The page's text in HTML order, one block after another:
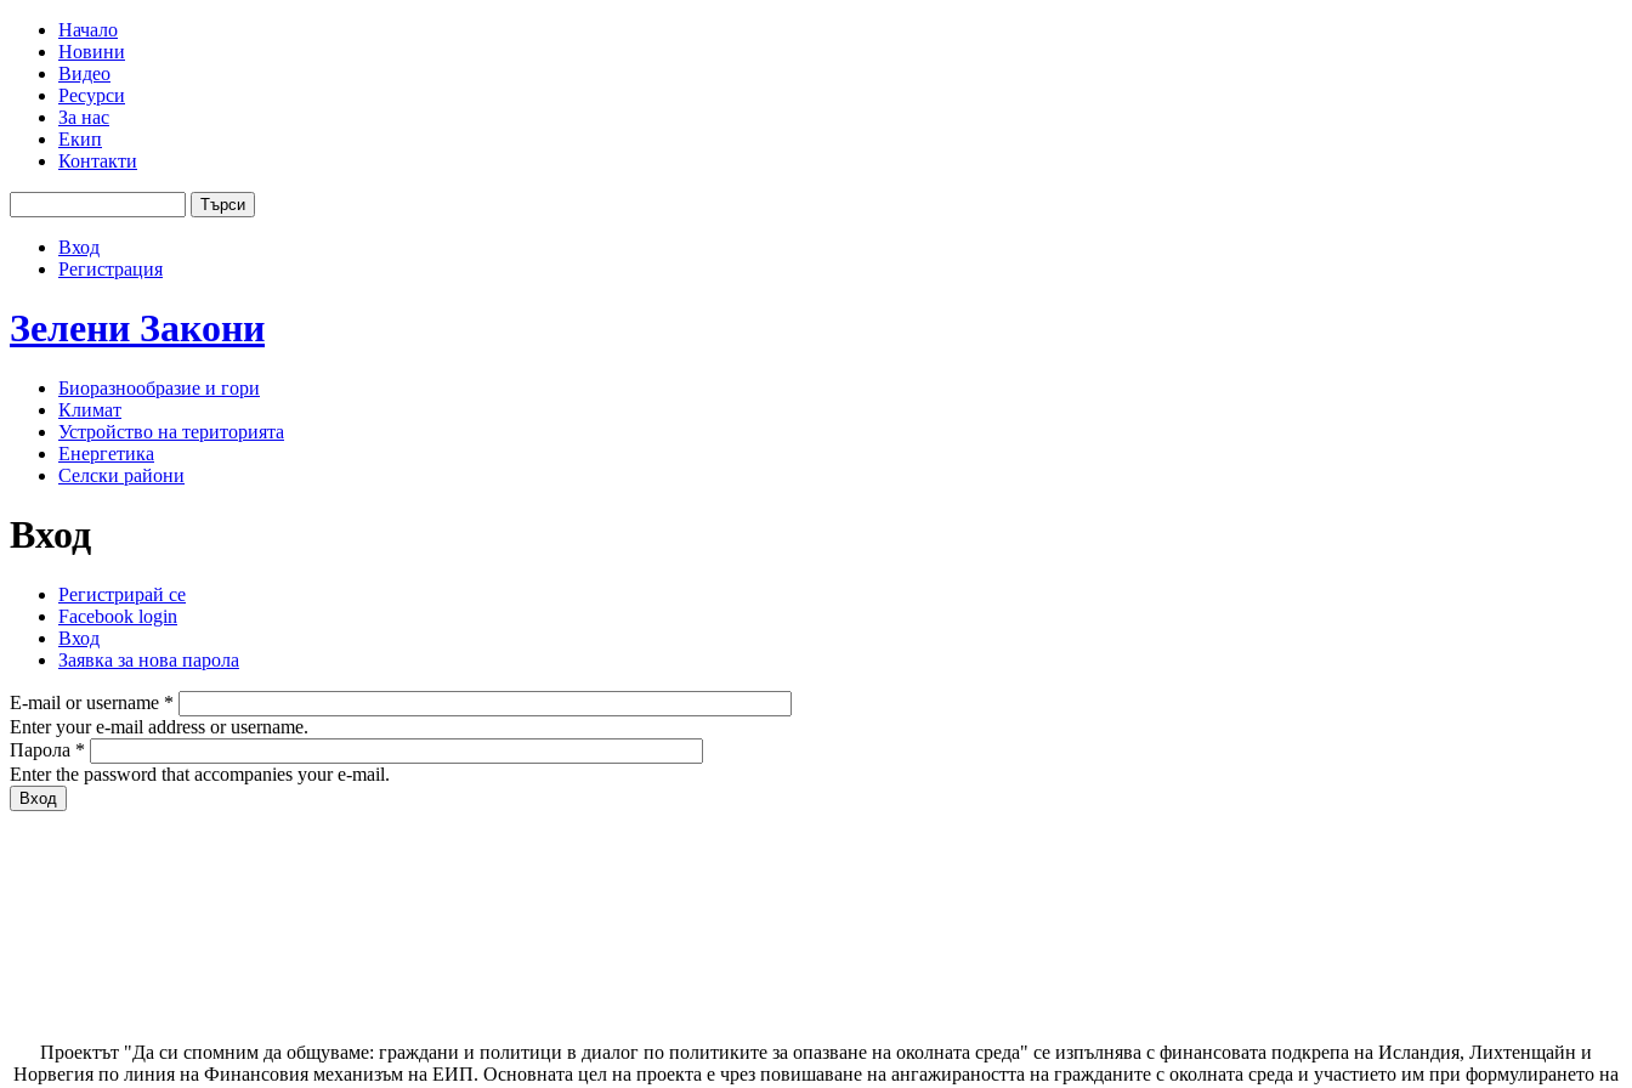
Jump to navigation
Основно меню
Начало
Новини
Видео
Ресурси
За нас
Екип
Контакти
User menu
Вход
Регистрация
Зелени Закони
Биоразнообразие и гори
Климат
Устройство на територията
Енергетика
Селски райони
Вход
Primary tabs
Регистрирай се
Facebook login
Вход
Заявка за нова парола
E-mail or username *
Enter your e-mail address or username.
Парола *
Enter the password that accompanies your e-mail.
Проектът "Да си спомним да общуваме: граждани и политици в диалог по политиките за опазване на околната среда" се изпълнява с финансовата подкрепа на Исландия, Лихтенщайн и
Норвегия по линия на Финансовия механизъм на ЕИП. Основната цел на проекта е чрез повишаване на ангажираността на гражданите с околната среда и участието им при формулирането на